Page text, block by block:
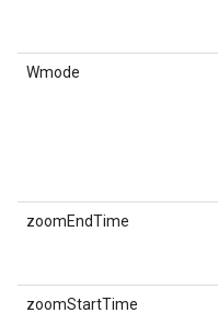
Wmode
zoomEndTime
zoomStartTime